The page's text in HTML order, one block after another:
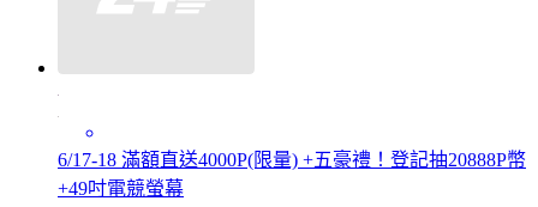
6/17-18 滿額直送4000P(限量) +五豪禮！登記抽20888P幣
+49吋電競螢幕